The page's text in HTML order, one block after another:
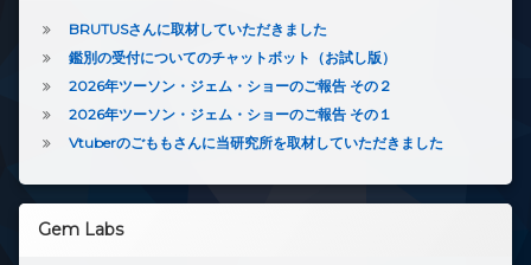
BRUTUSさんに取材していただきました
鑑別の受付についてのチャットボット（お試し版）
2026年ツーソン・ジェム・ショーのご報告 その２
2026年ツーソン・ジェム・ショーのご報告 その１
Vtuberのごももさんに当研究所を取材していただきました
Gem Labs